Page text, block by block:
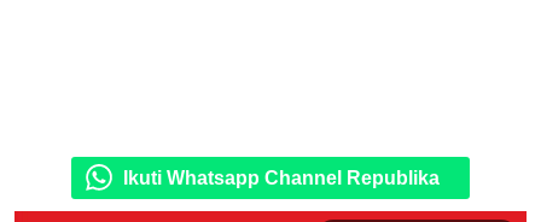
Ikuti Whatsapp Channel Republika